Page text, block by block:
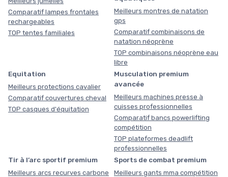
Comparatif lampes frontales
rechargeables
TOP tentes familiales
Meilleurs montres de natation
gps
Comparatif combinaisons de
natation néoprène
TOP combinaisons néoprène eau
libre
Equitation
Meilleurs protections cavalier
Comparatif couvertures cheval
TOP casques d'équitation
Musculation premium
avancée
Meilleurs machines presse à
cuisses professionnelles
Comparatif bancs powerlifting
compétition
TOP plateformes deadlift
professionnelles
Tir à l’arc sportif premium
Meilleurs arcs recurves carbone
Sports de combat premium
Meilleurs gants mma compétition